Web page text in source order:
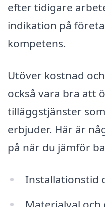
efter tidigare
indikation på
kompetens.
Utöver kostnad
också vara bra att
tilläggstjänster
erbjuder. Här är
på när du jämför
Installationstid